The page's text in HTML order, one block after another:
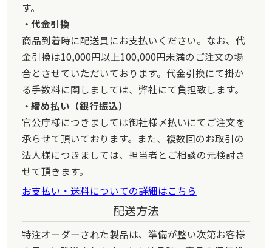
す。
代金引換
商品到着時に配送員にお支払いください。なお、代
金引換は10,000円以上100,000円未満のご注文の場
合とさせていただいております。代金引換にて掛か
る手数料に関しましては、弊社にて負担致します。
締め払い（銀行振込）
官公庁様につきましては御社様〆払いにてご注文を
承らせて頂いております。また、複数回のお取引の
法人様につきましては、担当者とご相談の元検討さ
せて頂きます。
お支払い・送料についての詳細はこちら
配送方法
特注オーダーされた製品は、準備が整い次第お客様